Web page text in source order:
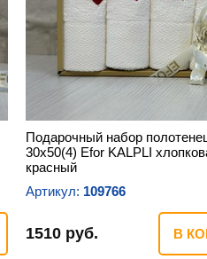
Подарочный набор
30х50(4) Efor KALPLI
красный
Артикул: 109766
1510 руб. В